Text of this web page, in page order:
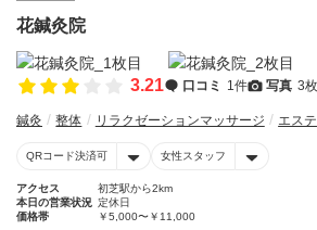
花鍼灸院
3.21 口コミ 1件 写真 3枚
鍼灸 整体 リラクゼーションマッサージ エステ
QRコード決済可 女性スタッフ
アクセス
初芝駅から2km
本日の営業状況 定休日
価格帯
￥5,000〜￥11,000